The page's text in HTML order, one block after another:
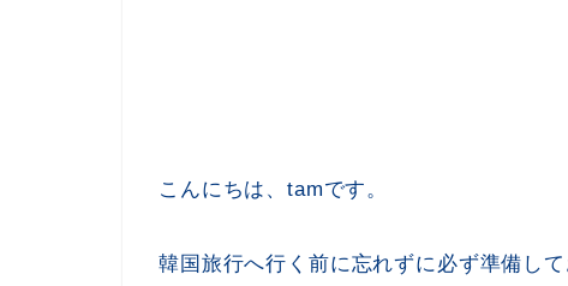
こんにちは、tamです。
韓国旅行へ行く前に忘れずに必ず準備し